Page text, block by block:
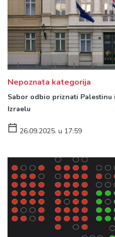
Nepoznata kategorija
Sabor odbio priznati Palestinu
Izraelu
26.09.2025. u 17:59